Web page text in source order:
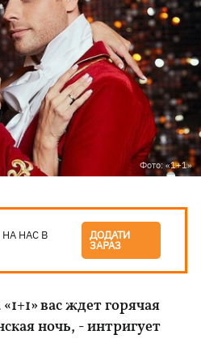
Фото: «1+1»
НАС В ДОДАТИ
ЗАРАЗ
вас ждет горячая
ночь, - интригует